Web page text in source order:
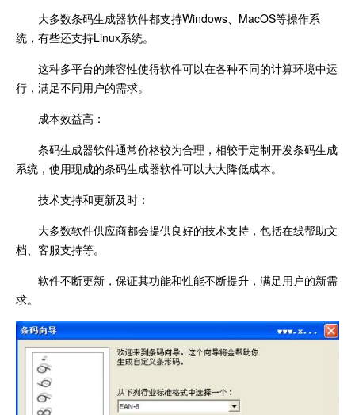
大多数条码生成器软件都支持Windows、MacOS等操作系
统，有些还支持Linux系统。
这种多平台的兼容性使得软件可以在各种不同的计算环境中运
行，满足不同用户的需求。
成本效益高：
条码生成器软件通常价格较为合理，相较于定制开发条码生成
系统，使用现成的条码生成器软件可以大大降低成本。
技术支持和更新及时：
大多数软件供应商都会提供良好的技术支持，包括在线帮助文
档、客服支持等。
软件不断更新，保证其功能和性能不断提升，满足用户的新需
求。